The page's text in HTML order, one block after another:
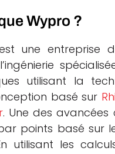
Wypro ?
une
utilisant la
basé sur
. Une des
points basé sur
utilisant les